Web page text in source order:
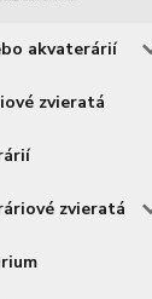
akvaterárií
zvieratá
zvieratá